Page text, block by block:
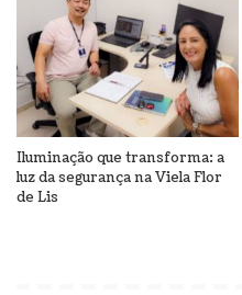
Iluminação que transforma: a
luz da segurança na Viela Flor
de Lis